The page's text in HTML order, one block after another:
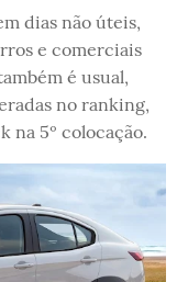
dias não úteis,
e comerciais
é usual,
no ranking,
na 5º colocação.